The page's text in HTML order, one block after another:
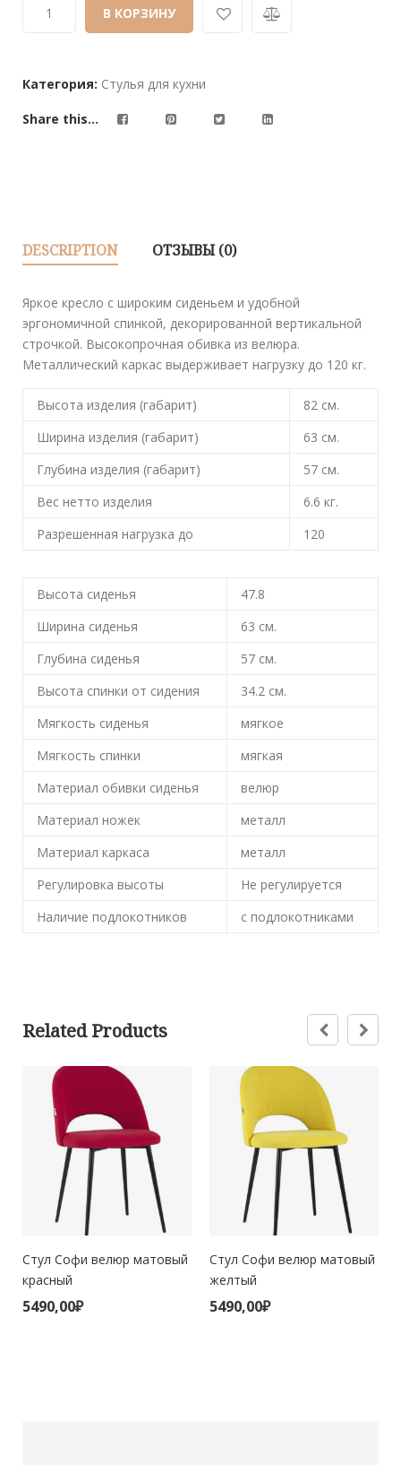
based
ratings
В КОРЗИНУ
Категория: Стулья для кухни
Share this...
DESCRIPTION ОТЗЫВЫ (0)
Яркое кресло с широким сиденьем и удобной
эргономичной спинкой, декорированной вертикальной
строчкой. Высокопрочная обивка из велюра.
Металлический каркас выдерживает нагрузку до 120 кг.
Высота изделия (габарит) 82 см.
Ширина изделия (габарит)
63 см.
Глубина изделия (габарит)
57 см.
Вес нетто изделия
6.6 кг.
Разрешенная нагрузка до
120
Высота сиденья
47.8
Ширина сиденья
63 см.
Глубина сиденья
57 см.
Высота спинки от сидения
34.2 см.
Мягкость сиденья
мягкое
Мягкость спинки
мягкая
Материал обивки сиденья
велюр
Материал ножек
металл
Материал каркаса
металл
Регулировка высоты
Не регулируется
Наличие подлокотников
с подлокотниками
Related Products
Стул Софи велюр матовый
красный
5490,00₽
Стул Софи велюр матовый
желтый
5490,00₽